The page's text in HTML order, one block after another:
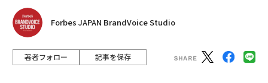
Forbes JAPAN BrandVoice Studio
著者フォロー 記事を保存